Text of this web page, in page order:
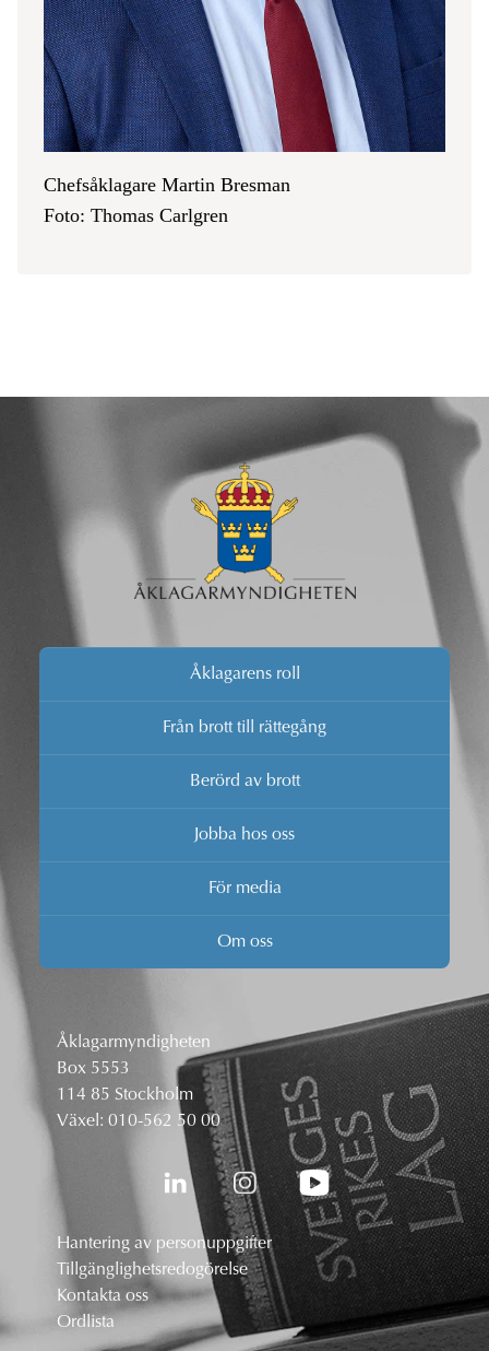
Chefsåklagare Martin Bresman
Foto: Thomas Carlgren
Åklagarens roll
Från brott till rättegång
Berörd av brott
Jobba hos oss
För media
Om oss
Åklagarmyndigheten
Box 5553
114 85 Stockholm
Växel: 010-562 50 00
Hantering av personuppgifter
Tillgänglighetsredogörelse
Kontakta oss
Ordlista